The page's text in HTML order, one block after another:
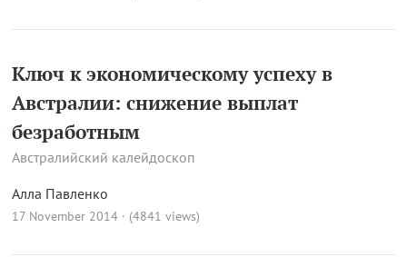
Ключ к экономическому успеху в
Австралии: снижение выплат
безработным
Австралийский калейдоскоп
Алла Павленко
17 November 2014 · (4841 views)